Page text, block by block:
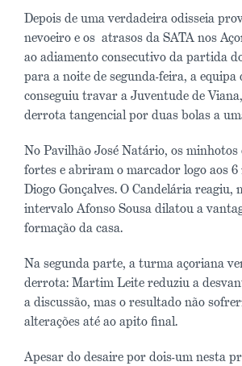
Depois de uma verdadeira odisseia
nevoeiro e os atrasos da SATA nos
ao adiamento consecutivo da partida
para a noite de segunda-feira, a equipa
conseguiu travar a Juventude de
derrota tangencial por duas bolas a
No Pavilhão José Natário, os
fortes e abriram o marcador logo aos
Diogo Gonçalves. O Candelária reagiu,
intervalo Afonso Sousa dilatou a
formação da casa.
Na segunda parte, a turma açoriana
derrota: Martim Leite reduziu a
a discussão, mas o resultado não
alterações até ao apito final.
Apesar do desaire por dois-um nesta